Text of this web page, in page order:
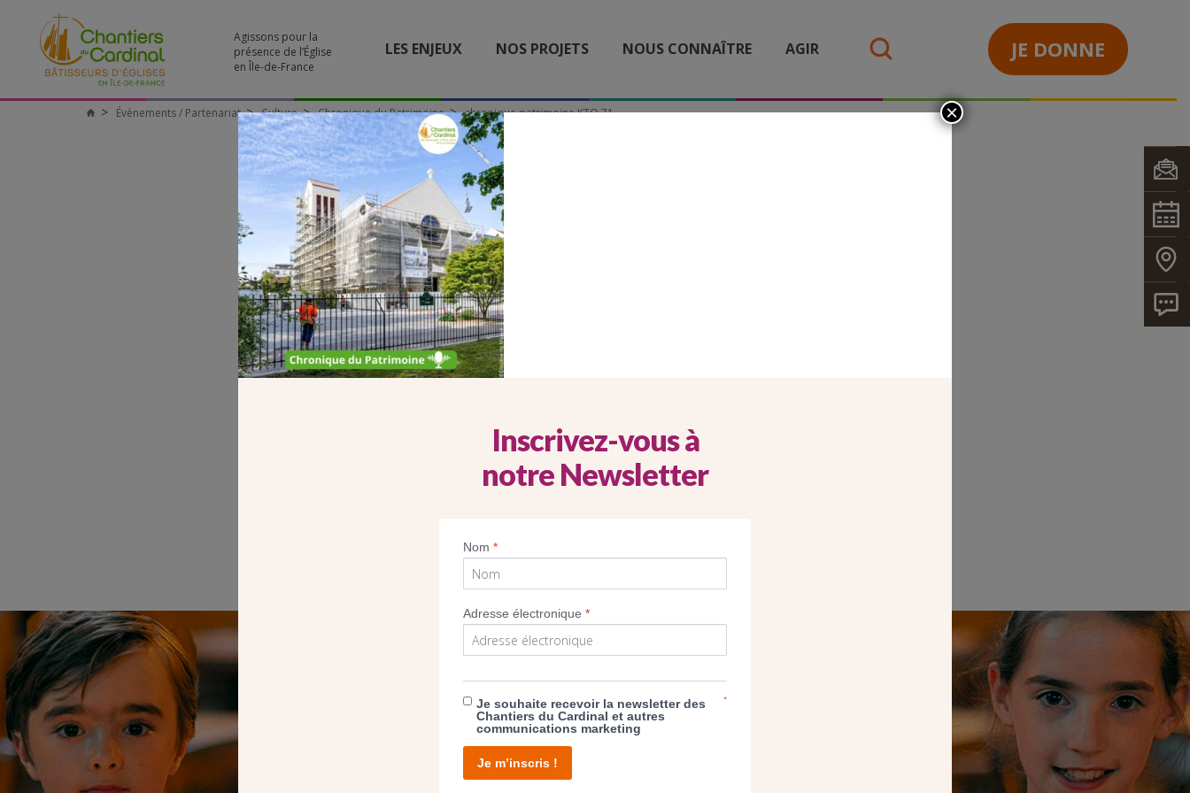
Agissons pour la
présence de l’Église
en Île-de-France
LES ENJEUX NOS PROJETS NOUS CONNAÎTRE AGIR JE DONNE
Chantiers
Évènements / Partenariat Culture Chronique du Patrimoine chronique patrimoine KTO 71
CHRONIQUE PATRIMOINE KTO 71
SEUL VOTRE DON
NOUS PERMET D’AGIR
Inscrivez-vous à
notre Newsletter
Nom*
Adresse électronique*
Je souhaite recevoir la newsletter des
Chantiers du Cardinal et autres
communications marketing
*
Je m’inscris !
×